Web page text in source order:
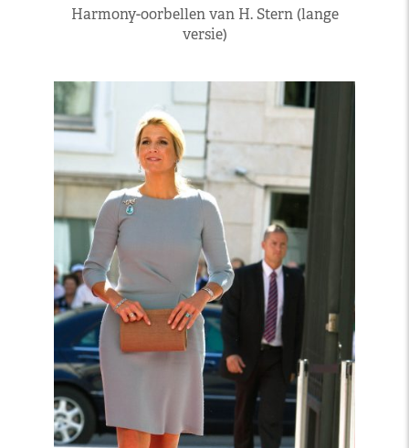
Harmony-oorbellen van H. Stern (lange
versie)